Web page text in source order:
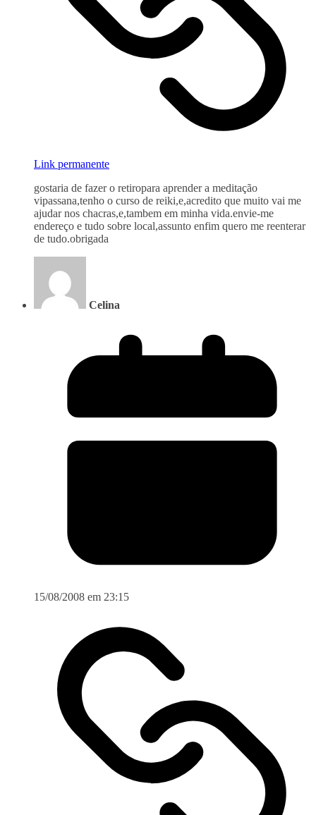
Link permanente
gostaria de fazer o retiropara aprender a meditação
vipassana,tenho o curso de reiki,e,acredito que muito vai me
ajudar nos chacras,e,tambem em minha vida.envie-me
endereço e tudo sobre local,assunto enfim quero me reenterar
de tudo.obrigada
Celina
15/08/2008 em 23:15